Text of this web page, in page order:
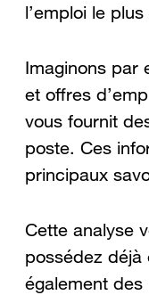
l’emploi le
Imaginons par
et offres
vous fournit
poste. Ces
principaux
Cette analyse
possédez déjà
également